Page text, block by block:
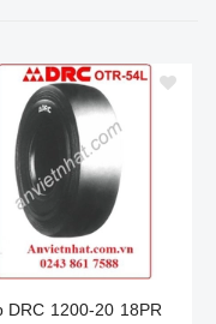
DRC 1200-20 18PR